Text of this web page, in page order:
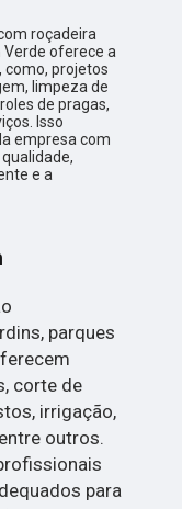
roçadeira
Verde oferece a
como, projetos
limpeza de
de pragas,
Isso
empresa com
e a
parques
corte de
irrigação,
outros.
para